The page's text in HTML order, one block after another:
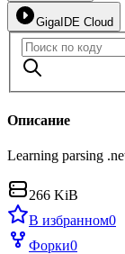
GigaIDE Cloud
Описание
Learning parsing
266 KiB
В избранном0
Форки0